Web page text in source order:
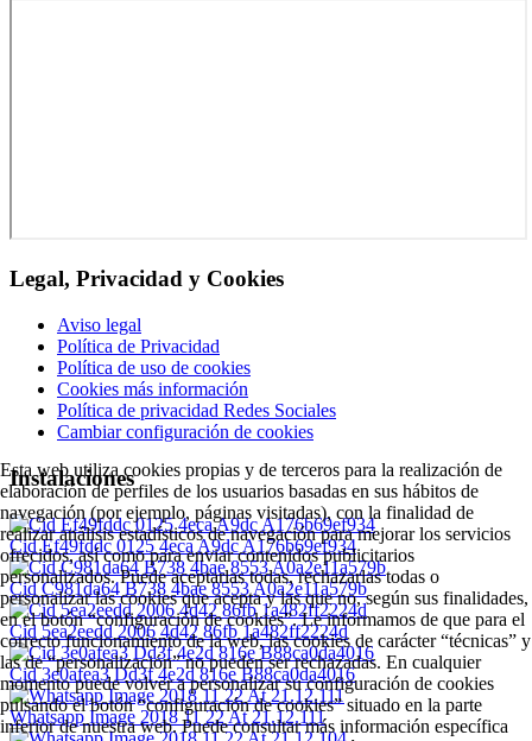
Legal, Privacidad y Cookies
Aviso legal
Política de Privacidad
Política de uso de cookies
Cookies más información
Política de privacidad Redes Sociales
Cambiar configuración de cookies
Instalaciones
Cid Ef49fddc 0125 4eca A9dc A176b69ef934
Cid C981da64 B738 4bae 8553 A0a2e11a579b
Cid 5ea2eedd 2006 4d42 86fb 1a482ff2224d
Cid 3e0afea3 Dd3f 4e2d 816e B88ca0da4016
Whatsapp Image 2018 11 22 At 21.12.111
Esta web utiliza cookies propias y de terceros para la realización de
elaboración de perfiles de los usuarios basadas en sus hábitos de
navegación (por ejemplo, páginas visitadas), con la finalidad de
realizar análisis estadísticos de navegación para mejorar los servicios
ofrecidos, así como para enviar contenidos publicitarios
personalizados. Puede aceptarlas todas, rechazarlas todas o
personalizar las cookies que acepta y las que no, según sus finalidades,
en el botón “configuración de cookies”. Le informamos de que para el
correcto funcionamiento de la web, las cookies de carácter “técnicas” y
las de “personalización” no pueden ser rechazadas. En cualquier
momento puede volver a personalizar su configuración de cookies
pulsando el botón “configuración de cookies” situado en la parte
inferior de nuestra web. Puede consultar más información específica